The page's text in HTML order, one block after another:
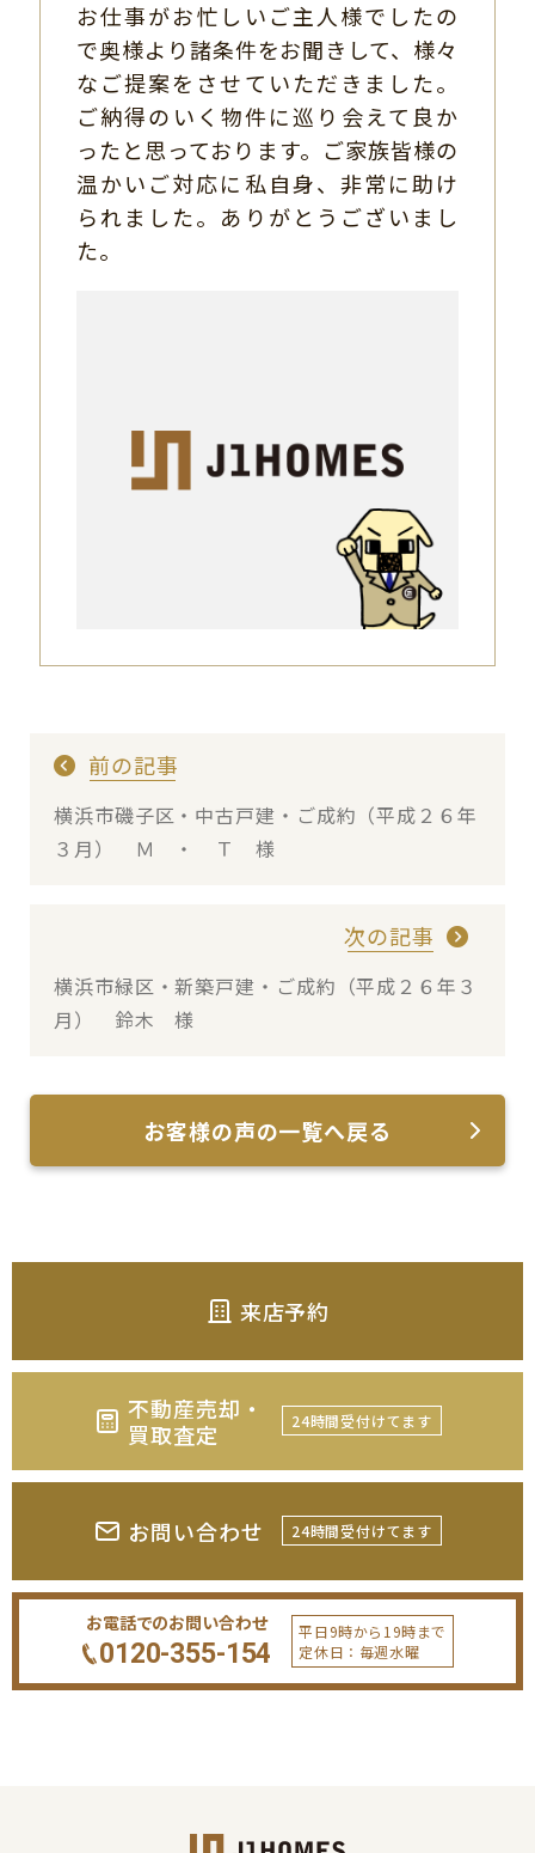
お仕事がお忙しいご主人様でしたの
で奥様より諸条件をお聞きして、様々
なご提案をさせていただきました。
ご納得のいく物件に巡り会えて良か
ったと思っております。ご家族皆様の
温かいご対応に私自身、非常に助け
られました。ありがとうございまし
た。
前の記事
横浜市磯子区・中古戸建・ご成約（平成２６年
３月） Ｍ ・ Ｔ 様
次の記事
横浜市緑区・新築戸建・ご成約（平成２６年３
月） 鈴木 様
お客様の声の一覧へ戻る
来店予約
不動産売却・
買取査定
24時間受付けてます
お問い合わせ 24時間受付けてます
お電話でのお問い合わせ
0120-355-154
平日9時から19時まで
定休日：毎週水曜